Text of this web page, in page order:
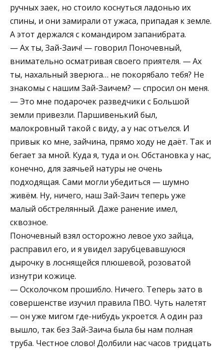
ручных заек, но стоило коснуться ладонью их
спины, и они замирали от ужаса, припадая к земле.
А этот держался с командиром запанибрата.
— Ах ты, Зай-Заич! — говорил Поночевный,
внимательно осматривая своего приятеля. — Ах
ты, нахальный зверюга… не покорябало тебя? Не
знакомы с нашим Зай-Заичем? — спросил он меня.
— Это мне подарочек разведчики с Большой
земли привезли. Паршивенький был,
малокровный такой с виду, а у нас отъелся. И
привык ко мне, зайчина, прямо ходу не даёт. Так и
бегает за мной. Куда я, туда и он. Обстановка у нас,
конечно, для заячьей натуры не очень
подходящая. Сами могли убедиться — шумно
живём. Ну, ничего, наш Зай-Заич теперь уже
малый обстрелянный. Даже ранение имел,
сквозное.
Поночевный взял осторожно левое ухо зайца,
расправил его, и я увидел зарубцевавшуюся
дырочку в лоснящейся плюшевой, розоватой
изнутри кожице.
— Осколочком прошибло. Ничего. Теперь зато в
совершенстве изучил правила ПВО. Чуть налетят
— он уже мигом где-нибудь укроется. А один раз
вышло, так без Зай-Заича была бы нам полная
труба. Честное слово! Долбили нас часов тридцать